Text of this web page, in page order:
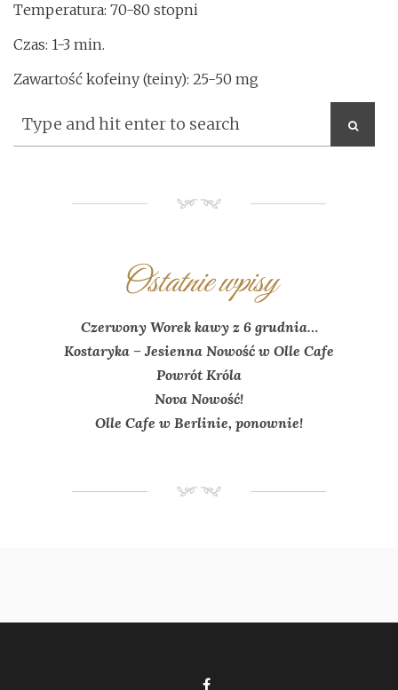
Temperatura: 70-80 stopni
Czas: 1-3 min.
Zawartość kofeiny (teiny): 25-50 mg
NM
Ostatnie wpisy
Czerwony Worek kawy z 6 grudnia…
Kostaryka – Jesienna Nowość w Olle Cafe
Powrót Króla
Nova Nowość!
Olle Cafe w Berlinie, ponownie!
NM